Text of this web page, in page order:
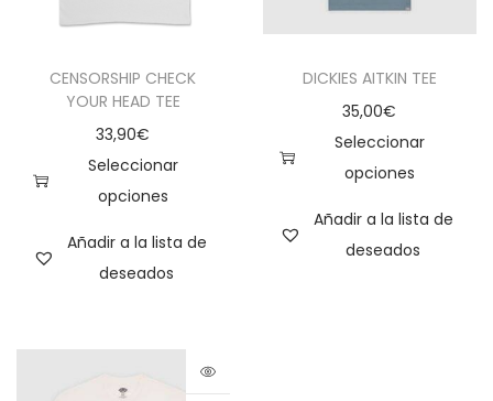
CENSORSHIP CHECK
YOUR HEAD TEE
33,90€
Seleccionar
opciones
Añadir a la lista de
deseados
DICKIES AITKIN TEE
35,00€
Seleccionar
opciones
Añadir a la lista de
deseados